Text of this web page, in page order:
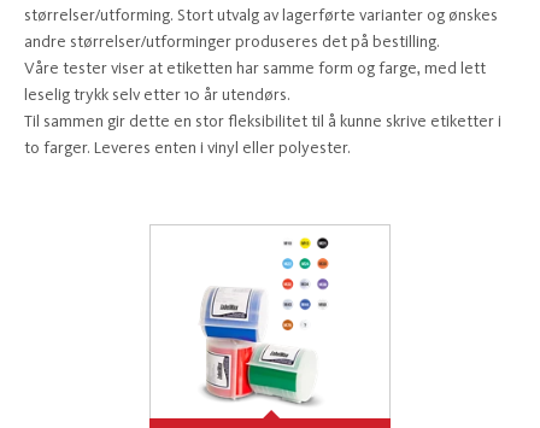
størrelser/utforming. Stort utvalg av lagerførte varianter og ønskes
andre størrelser/utforminger produseres det på bestilling.
Våre tester viser at etiketten har samme form og farge, med lett
leselig trykk selv etter 10 år utendørs.
Til sammen gir dette en stor fleksibilitet til å kunne skrive etiketter i
to farger. Leveres enten i vinyl eller polyester.